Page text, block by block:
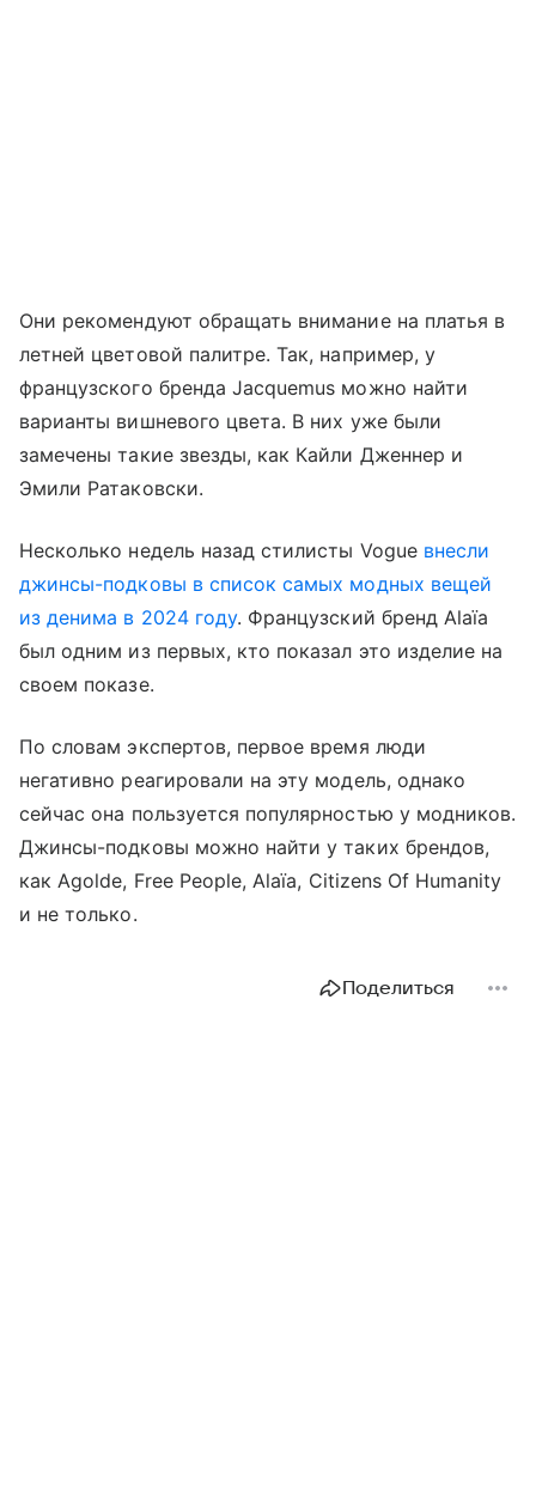
Они рекомендуют обращать внимание на платья в
летней цветовой палитре. Так, например, у
французского бренда Jacquemus можно найти
варианты вишневого цвета. В них уже были
замечены такие звезды, как Кайли Дженнер и
Эмили Ратаковски.
Несколько недель назад стилисты Vogue внесли
джинсы-подковы в список самых модных вещей
из денима в 2024 году. Французский бренд Alaïa
был одним из первых, кто показал это изделие на
своем показе.
По словам экспертов, первое время люди
негативно реагировали на эту модель, однако
сейчас она пользуется популярностью у модников.
Джинсы-подковы можно найти у таких брендов,
как Agolde, Free People, Alaïa, Citizens Of Humanity
и не только.
Поделиться